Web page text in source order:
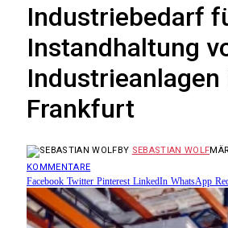
Industriebedarf
Instandhaltung
Industrieanlagen
Frankfurt
BY SEBASTIAN WOLF
KOMMENTARE
Facebook Twitter Pinterest LinkedIn WhatsApp